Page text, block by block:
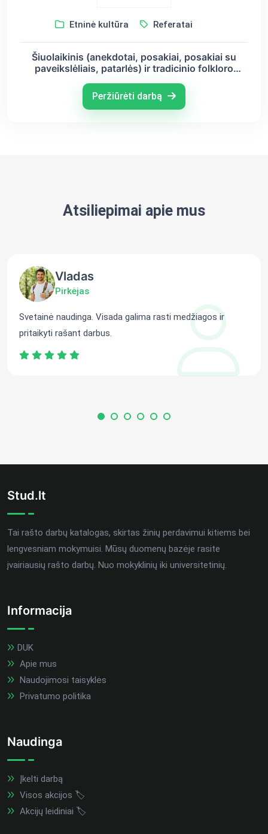
Etninė kultūra Referatai
Šiuolaikinis (anekdotai, posakiai, posakiai su
paveikslėliais, patarlės) ir tradicinio folkloro
Peržiūrėti darbą
Atsiliepimai apie mus
Vladas
Pirkėjas
Svetainė naudinga. Visada galima rasti medžiagos ir
pritaikyti rašant darbus.
Stud.lt
Tai rašto darbų katalogas, skirtas žinių perdavimui kitiems bei
lengvesniam mokymuisi. Mūsų duomenų bazėje rasite
įvairiausių rašto darbų. Nuo mokyklinių iki universitetinių.
Informacija
DUK
Apie mus
Naudojimosi taisyklės
Privatumo politika
Naudinga
Įkelti darbą
Visos akcijos 🏷️
Akcijų leidiniai 🏷️